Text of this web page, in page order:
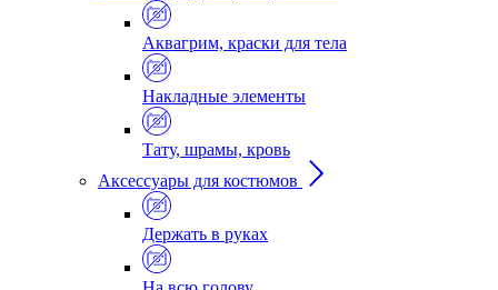
Аквагрим, краски для тела
Накладные элементы
Тату, шрамы, кровь
Аксессуары для костюмов
Держать в руках